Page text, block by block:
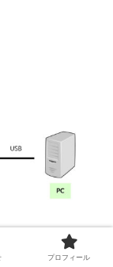
の画面をPCに
プロフィール